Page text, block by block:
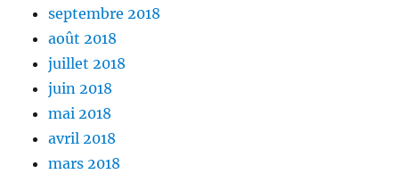
septembre 2018
août 2018
juillet 2018
juin 2018
mai 2018
avril 2018
mars 2018